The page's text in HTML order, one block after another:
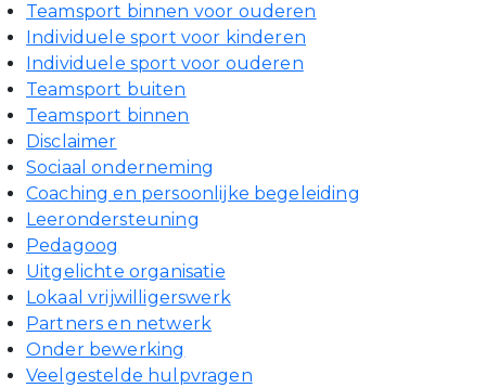
Teamsport binnen voor ouderen
Individuele sport voor kinderen
Individuele sport voor ouderen
Teamsport buiten
Teamsport binnen
Disclaimer
Sociaal onderneming
Coaching en persoonlijke begeleiding
Leerondersteuning
Pedagoog
Uitgelichte organisatie
Lokaal vrijwilligerswerk
Partners en netwerk
Onder bewerking
Veelgestelde hulpvragen